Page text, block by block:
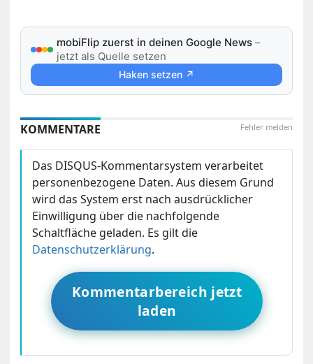
mobiFlip zuerst in deinen Google News –
jetzt als Quelle setzen
Haken setzen ↗
Fehler melden
KOMMENTARE
Das DISQUS-Kommentarsystem verarbeitet
personenbezogene Daten. Aus diesem Grund
wird das System erst nach ausdrücklicher
Einwilligung über die nachfolgende
Schaltfläche geladen. Es gilt die
Datenschutzerklärung.
Kommentarbereich jetzt
laden